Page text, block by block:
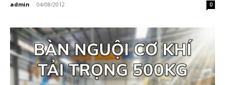
admin - 04/08/2012 0